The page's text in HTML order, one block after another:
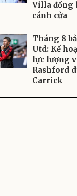
Villa đồng
cánh cửa
Tháng 8
Utd: Kế
lực lượng
Rashford
Carrick